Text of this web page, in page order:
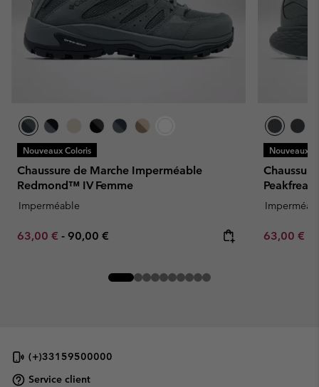
Nouveaux Coloris
Chaussure de Marche Imperméable
Redmond™ IV Femme
Imperméable
Minimum sale price:
63,00 € - Maximum price:
90,00 €
Nouveaux
Minimum
63,00 €
(+)33159500000
Service client